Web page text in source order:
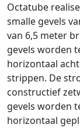
Octatube
smalle gevels
van 6,5 meter
gevels worden
horizontaal
strippen. De
constructief
gevels worden
horizontaal